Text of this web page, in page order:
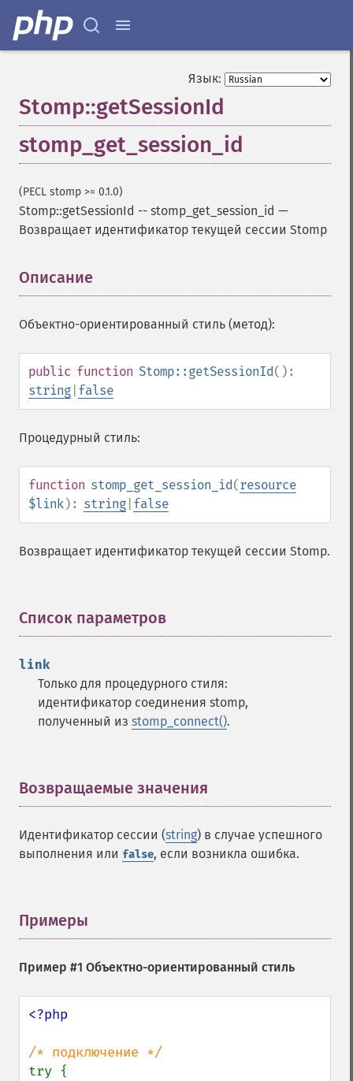
Язык:
Stomp::getSessionId
stomp_get_session_id
(PECL stomp >= 0.1.0)
Stomp::getSessionId -- stomp_get_session_id —
Возвращает идентификатор текущей сессии Stomp
Описание
Объектно-ориентированный стиль (метод):
public function Stomp::getSessionId():
string false
Процедурный стиль:
function stomp_get_session_id(resource
$link): string false
Возвращает идентификатор текущей сессии Stomp.
Список параметров
link
Только для процедурного стиля:
идентификатор соединения stomp,
полученный из stomp_connect().
Возвращаемые значения
Идентификатор сессии (string) в случае успешного
выполнения или false, если возникла ошибка.
Примеры
Пример #1 Объектно-ориентированный стиль
<?php
try {